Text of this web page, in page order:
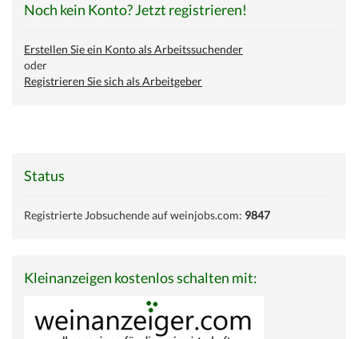
Noch kein Konto? Jetzt registrieren!
Erstellen Sie ein Konto als Arbeitssuchender
oder
Registrieren Sie sich als Arbeitgeber
Status
Registrierte Jobsuchende auf weinjobs.com: 9847
Kleinanzeigen kostenlos schalten mit: